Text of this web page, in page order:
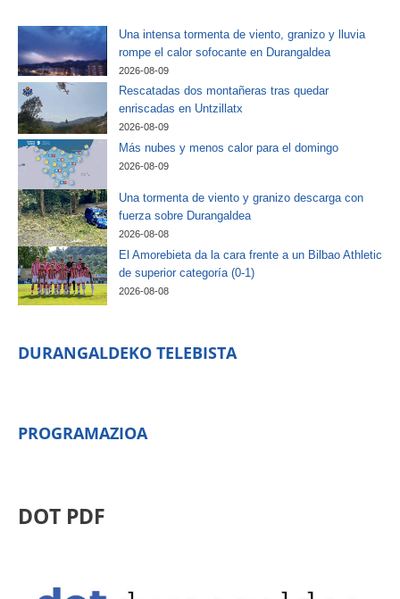
Una intensa tormenta de viento, granizo y lluvia
rompe el calor sofocante en Durangaldea
2026-08-09
Rescatadas dos montañeras tras quedar
enriscadas en Untzillatx
2026-08-09
Más nubes y menos calor para el domingo
2026-08-09
Una tormenta de viento y granizo descarga con
fuerza sobre Durangaldea
2026-08-08
El Amorebieta da la cara frente a un Bilbao Athletic
de superior categoría (0-1)
2026-08-08
DURANGALDEKO TELEBISTA
PROGRAMAZIOA
DOT PDF